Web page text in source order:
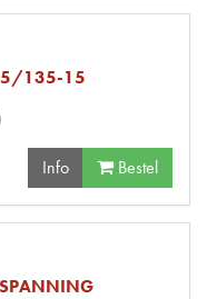
135-15
Info Bestel